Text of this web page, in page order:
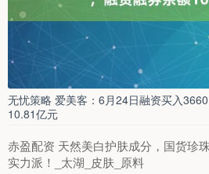
无忧策略 爱美客：6月24日融资买入
10.81亿元
赤盈配资 天然美白护肤成分，国货珍
实力派！_太湖_皮肤_原料